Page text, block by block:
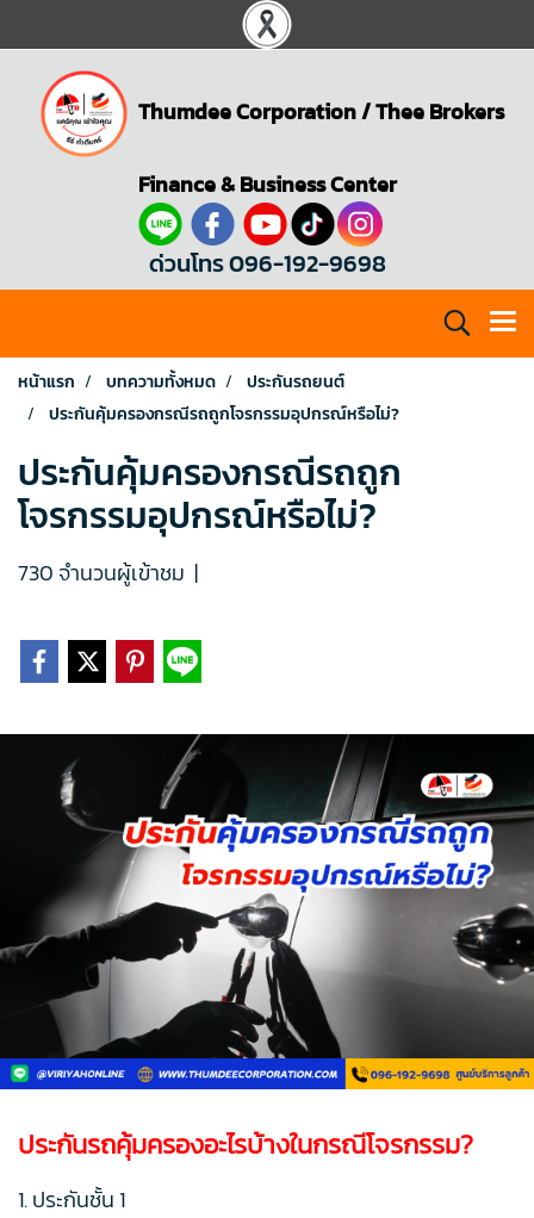
Thumdee Corporation/Thee Brokers
Finance & Business Center
ด่วนโทร 096-192-9698
หน้าแรก บทความทั้งหมด
ประกันรถยนต์
ประกันคุ้มครองกรณีรถถูกโจรกรรมอุปกรณ์หรือไม่?
ประกันคุ้มครองกรณีรถถูก
โจรกรรมอุปกรณ์หรือไม่?
730 จำนวนผู้เข้าชม |
ประกันรถคุ้มครองอะไรบ้างในกรณีโจรกรรม?
1. ประกันชั้น 1